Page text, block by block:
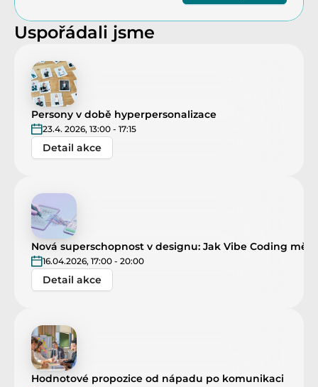
Uspořádali jsme
Persony v době hyperpersonalizace
23.4. 2026, 13:00 - 17:15
Detail akce
Nová superschopnost v designu: Jak Vibe Coding
16.04.2026, 17:00 - 20:00
Detail akce
Hodnotové propozice od nápadu po komunikaci